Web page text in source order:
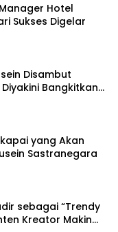
Hotel
Sukses Digelar
Disambut
Bangkitkan
yang Akan
Sastranegara
sebagai “Trendy
Kreator Makin